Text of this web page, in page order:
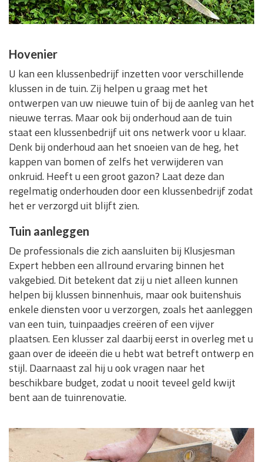
Hovenier
U kan een klussenbedrijf inzetten voor verschillende
klussen in de tuin. Zij helpen u graag met het
ontwerpen van uw nieuwe tuin of bij de aanleg van het
nieuwe terras. Maar ook bij onderhoud aan de tuin
staat een klussenbedrijf uit ons netwerk voor u klaar.
Denk bij onderhoud aan het snoeien van de heg, het
kappen van bomen of zelfs het verwijderen van
onkruid. Heeft u een groot gazon? Laat deze dan
regelmatig onderhouden door een klussenbedrijf zodat
het er verzorgd uit blijft zien.
Tuin aanleggen
De professionals die zich aansluiten bij Klusjesman
Expert hebben een allround ervaring binnen het
vakgebied. Dit betekent dat zij u niet alleen kunnen
helpen bij klussen binnenhuis, maar ook buitenshuis
enkele diensten voor u verzorgen, zoals het aanleggen
van een tuin, tuinpaadjes creëren of een vijver
plaatsen. Een klusser zal daarbij eerst in overleg met u
gaan over de ideeën die u hebt wat betreft ontwerp en
stijl. Daarnaast zal hij u ook vragen naar het
beschikbare budget, zodat u nooit teveel geld kwijt
bent aan de tuinrenovatie.